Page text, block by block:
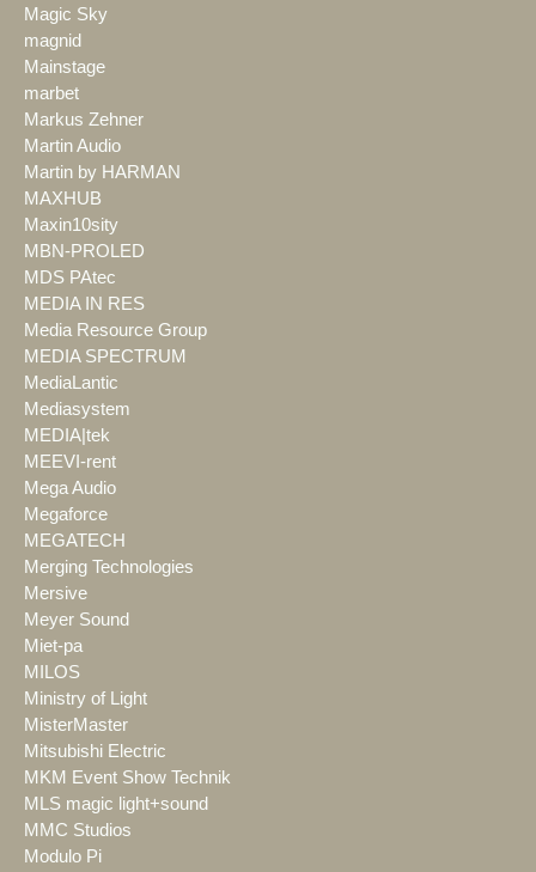
Magic Sky
magnid
Mainstage
marbet
Markus Zehner
Martin Audio
Martin by HARMAN
MAXHUB
Maxin10sity
MBN-PROLED
MDS PAtec
MEDIA IN RES
Media Resource Group
MEDIA SPECTRUM
MediaLantic
Mediasystem
MEDIA|tek
MEEVI-rent
Mega Audio
Megaforce
MEGATECH
Merging Technologies
Mersive
Meyer Sound
Miet-pa
MILOS
Ministry of Light
MisterMaster
Mitsubishi Electric
MKM Event Show Technik
MLS magic light+sound
MMC Studios
Modulo Pi